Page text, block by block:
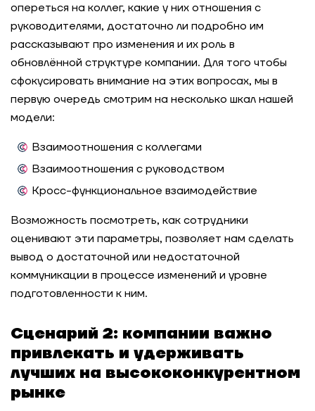
опереться на коллег, какие у них отношения с
руководителями, достаточно ли подробно им
рассказывают про изменения и их роль в
обновлённой структуре компании. Для того чтобы
сфокусировать внимание на этих вопросах, мы в
первую очередь смотрим на несколько шкал нашей
модели:
Взаимоотношения с коллегами
Взаимоотношения с руководством
Кросс-функциональное взаимодействие
Возможность посмотреть, как сотрудники
оценивают эти параметры, позволяет нам сделать
вывод о достаточной или недостаточной
коммуникации в процессе изменений и уровне
подготовленности к ним.
Сценарий 2: компании важно
привлекать и удерживать
лучших на высококонкурентном
рынке